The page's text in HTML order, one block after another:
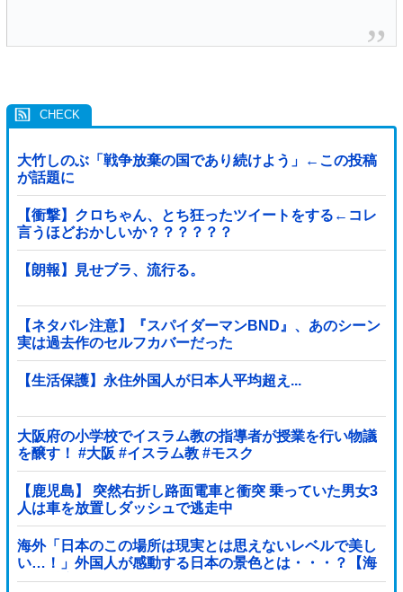
大竹しのぶ「戦争放棄の国であり続けよう」←この投稿
が話題に
【衝撃】クロちゃん、とち狂ったツイートをする←コレ
言うほどおかしいか？？？？？？
【朗報】見せブラ、流行る。
【ネタバレ注意】『スパイダーマンBND』、あのシーン
実は過去作のセルフカバーだった
【生活保護】永住外国人が日本人平均超え...
大阪府の小学校でイスラム教の指導者が授業を行い物議
を醸す！ #大阪 #イスラム教 #モスク
【鹿児島】 突然右折し路面電車と衝突 乗っていた男女3
人は車を放置しダッシュで逃走中
海外「日本のこの場所は現実とは思えないレベルで美し
い…！」外国人が感動する日本の景色とは・・・？【海
外の反応】